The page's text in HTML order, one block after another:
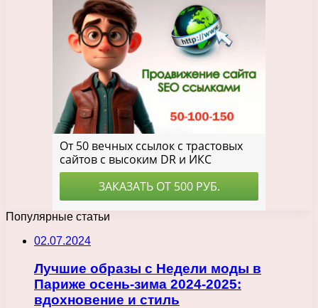
Популярные статьи
02.07.2024
Лучшие образы с Недели моды в
Париже осень-зима 2024-2025:
вдохновение и стиль